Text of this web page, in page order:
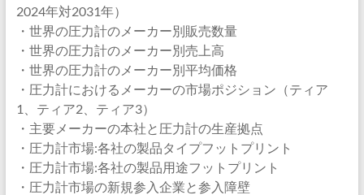
2024年対2031年）
・世界の圧力計のメーカー別販売数量
・世界の圧力計のメーカー別売上高
・世界の圧力計のメーカー別平均価格
・圧力計におけるメーカーの市場ポジション（ティア
1、ティア2、ティア3）
・主要メーカーの本社と圧力計の生産拠点
・圧力計市場:各社の製品タイプフットプリント
・圧力計市場:各社の製品用途フットプリント
・圧力計市場の新規参入企業と参入障壁